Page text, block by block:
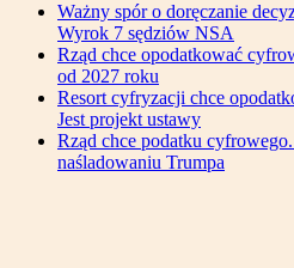
Ważny spór o doręczanie
Wyrok 7 sędziów NSA
Rząd chce opodatkować
od 2027 roku
Resort cyfryzacji chce
Jest projekt ustawy
Rząd chce podatku
naśladowaniu Trumpa